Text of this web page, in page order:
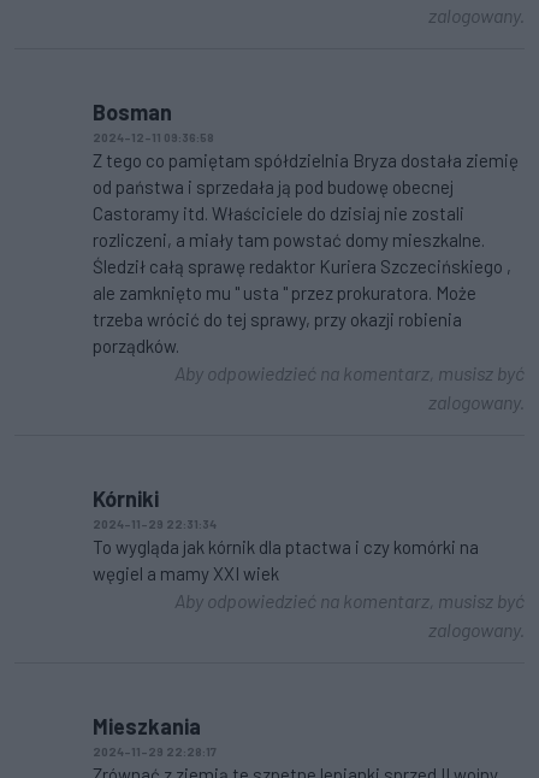
zalogowany.
Bosman
2024-12-11 09:36:58
Z tego co pamiętam spółdzielnia Bryza dostała ziemię
od państwa i sprzedała ją pod budowę obecnej
Castoramy itd. Właściciele do dzisiaj nie zostali
rozliczeni, a miały tam powstać domy mieszkalne.
Śledził całą sprawę redaktor Kuriera Szczecińskiego ,
ale zamknięto mu " usta " przez prokuratora. Może
trzeba wrócić do tej sprawy, przy okazji robienia
porządków.
Aby odpowiedzieć na komentarz, musisz być
zalogowany.
Kórniki
2024-11-29 22:31:34
To wygląda jak kórnik dla ptactwa i czy komórki na
węgiel a mamy XXI wiek
Aby odpowiedzieć na komentarz, musisz być
zalogowany.
Mieszkania
2024-11-29 22:28:17